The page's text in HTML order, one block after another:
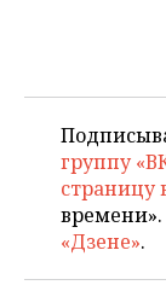
группу
страницу
«Дзене».